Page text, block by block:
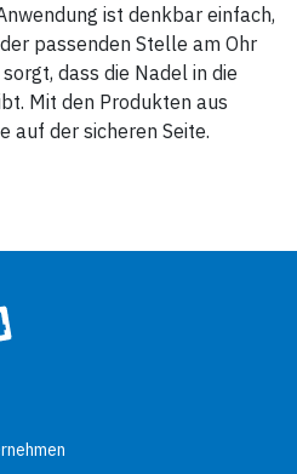
ist denkbar einfach,
passenden Stelle am Ohr
dass die Nadel in die
Mit den Produkten aus
auf der sicheren Seite.